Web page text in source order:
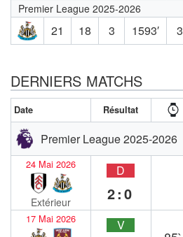
Premier League 2025-2026
21 18 3 1593′ 3
DERNIERS MATCHS
Date Résultat
Premier League 2025-2026
24 Mai 2026
Extérieur
D
2:0
17 Mai 2026 V